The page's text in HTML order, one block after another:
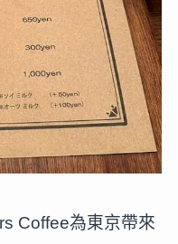
Coffee為東京帶來